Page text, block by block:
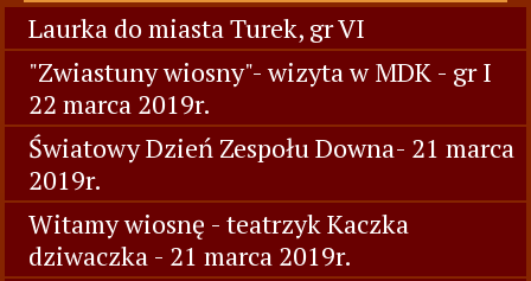
Laurka do miasta Turek, gr VI
"Zwiastuny wiosny"- wizyta w MDK - gr I
22 marca 2019r.
Światowy Dzień Zespołu Downa- 21 marca
2019r.
Witamy wiosnę - teatrzyk Kaczka
dziwaczka - 21 marca 2019r.